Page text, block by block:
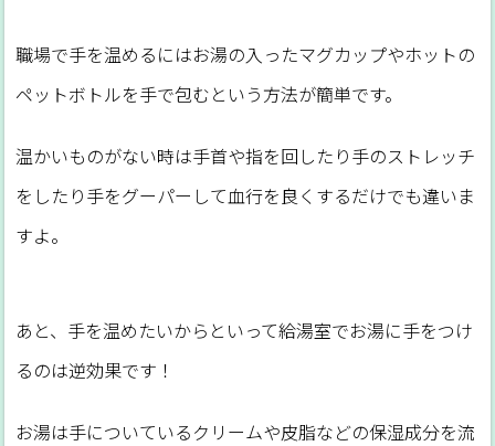
職場で手を温めるにはお湯の入ったマグカップやホットの
ペットボトルを手で包むという方法が簡単です。
温かいものがない時は手首や指を回したり手のストレッチ
をしたり手をグーパーして血行を良くするだけでも違いま
すよ。
あと、手を温めたいからといって給湯室でお湯に手をつけ
るのは逆効果です！
お湯は手についているクリームや皮脂などの保湿成分を流